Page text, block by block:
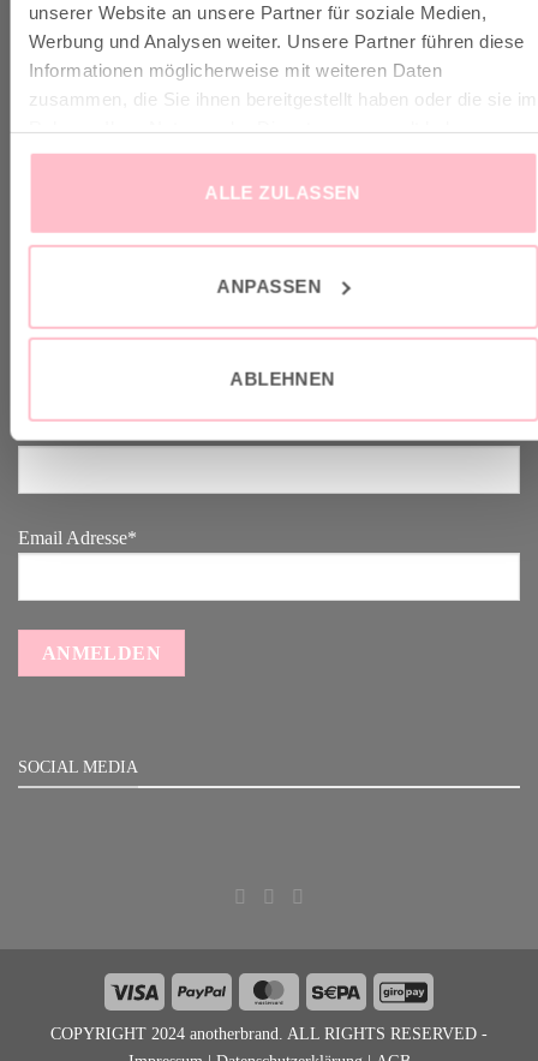
unserer Website an unsere Partner für soziale Medien,
Werbung und Analysen weiter. Unsere Partner führen diese
Informationen möglicherweise mit weiteren Daten
zusammen, die Sie ihnen bereitgestellt haben oder die sie im
ALLE ZULASSEN
ANPASSEN
ABLEHNEN
✓ Klimaneutraler Versand mit DHL / GoGreen
✓Lieferun gund Retoure
VERTRAG WIDERRUFEN
deinem nächsten Einkauf. YEAH!
Email Adresse*
SOCIAL MEDIA
Visa PayPal MasterCard Sepa GiroPay
COPYRIGHT 2024 anotherbrand. ALL RIGHTS RESERVED -